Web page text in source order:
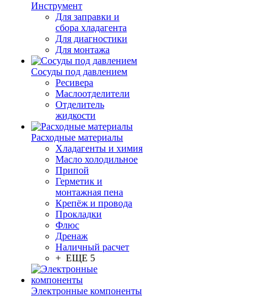
Инструмент
Для заправки и
сбора хладагента
Для диагностики
Для монтажа
Сосуды под давлением
Ресивера
Маслоотделители
Отделитель
жидкости
Расходные материалы
Хладагенты и химия
Масло холодильное
Припой
Герметик и
монтажная пена
Крепёж и провода
Прокладки
Флюс
Дренаж
Наличный расчет
+ ЕЩЕ 5
Электронные компоненты